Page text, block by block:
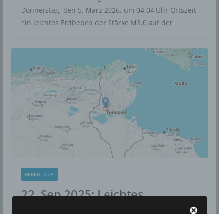
Donnerstag, den 5. März 2026, um 04.04 Uhr Ortszeit
ein leichtes Erdbeben der Stärke M3.0 auf der
BEBEN 2025
22. Sep 2025: Leichtes